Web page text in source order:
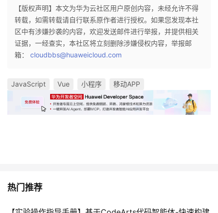
【版权声明】本文为华为云社区用户原创内容，未经允许不得
转载，如需转载请自行联系原作者进行授权。如果您发现本社
区中有涉嫌抄袭的内容，欢迎发送邮件进行举报，并提供相关
证据，一经查实，本社区将立刻删除涉嫌侵权内容，举报邮
箱： cloudbbs@huaweicloud.com
JavaScript Vue 小程序 移动APP
热门推荐